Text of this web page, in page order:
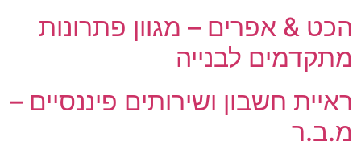
הכט & אפרים – מגוון פתרונות
מתקדמים לבנייה
ראיית חשבון ושירותים פיננסיים –
מ.ב.ר